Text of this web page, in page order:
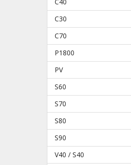
C30
C70
P1800
PV
S60
S70
S80
S90
V40 / S40